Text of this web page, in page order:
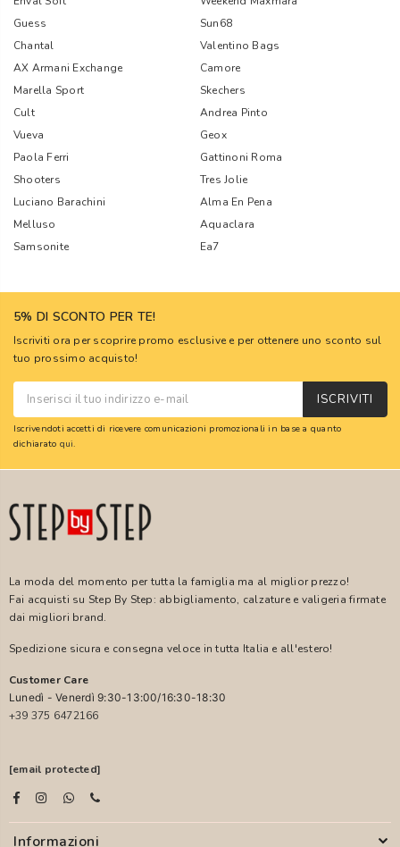
Guess
Sun68
Chantal
Valentino Bags
AX Armani Exchange
Camore
Marella Sport
Skechers
Cult
Andrea Pinto
Vueva
Geox
Paola Ferri
Gattinoni Roma
Shooters
Tres Jolie
Luciano Barachini
Alma En Pena
Melluso
Aquaclara
Samsonite
Ea7
5% DI SCONTO PER TE!
Iscriviti ora per scoprire promo esclusive e per ottenere uno sconto sul
tuo prossimo acquisto!
ISCRIVITI
Iscrivendoti accetti di ricevere comunicazioni promozionali in base a quanto
dichiarato qui.
La moda del momento per tutta la famiglia ma al miglior prezzo!
Fai acquisti su Step By Step: abbigliamento, calzature e valigeria firmate
dai migliori brand.
Spedizione sicura e consegna veloce in tutta Italia e all'estero!
Customer Care
Lunedì - Venerdì 9:30-13:00/16:30-18:30
+39 375 6472166
[email protected]
Informazioni